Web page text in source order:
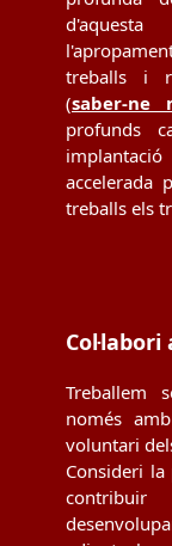
treballs i
(saber-ne
profunds
accelerada
treballs els
Col·labori
Treballem
només
voluntari
Consideri